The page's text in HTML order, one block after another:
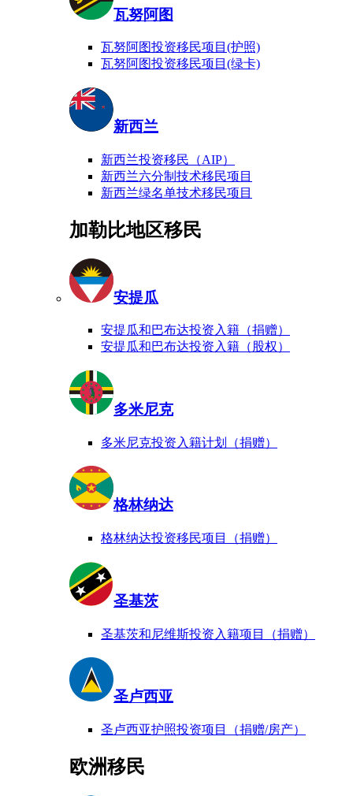
瓦努阿图
瓦努阿图投资移民项目(护照)
瓦努阿图投资移民项目(绿卡)
新西兰
新西兰投资移民（AIP）
新西兰六分制技术移民项目
新西兰绿名单技术移民项目
加勒比地区移民
安提瓜
安提瓜和巴布达投资入籍（捐赠）
安提瓜和巴布达投资入籍（股权）
多米尼克
多米尼克投资入籍计划（捐赠）
格林纳达
格林纳达投资移民项目（捐赠）
圣基茨
圣基茨和尼维斯投资入籍项目（捐赠）
圣卢西亚
圣卢西亚护照投资项目（捐赠/房产）
欧洲移民